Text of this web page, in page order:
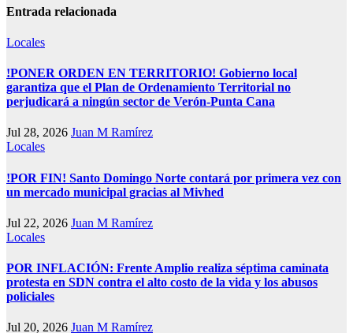
Entrada relacionada
Locales
!PONER ORDEN EN TERRITORIO! Gobierno local
garantiza que el Plan de Ordenamiento Territorial no
perjudicará a ningún sector de Verón-Punta Cana
Jul 28, 2026 Juan M Ramírez
Locales
!POR FIN! Santo Domingo Norte contará por primera vez con
un mercado municipal gracias al Mivhed
Jul 22, 2026 Juan M Ramírez
Locales
POR INFLACIÓN: Frente Amplio realiza séptima caminata
protesta en SDN contra el alto costo de la vida y los abusos
policiales
Jul 20, 2026 Juan M Ramírez